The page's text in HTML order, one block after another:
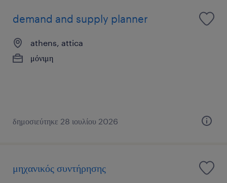
demand and supply planner
athens, attica
μόνιμη
δημοσιεύτηκε 28 ιουλίου 2026
μηχανικός συντήρησης